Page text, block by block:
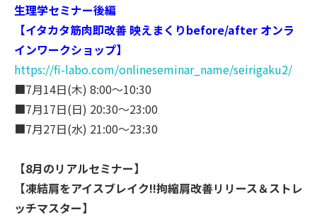
生理学セミナー後編
【イタカタ筋肉即改善 映えまくりbefore/after オンラ
インワークショップ】
https://fi-labo.com/onlineseminar_name/seirigaku2/
■7月14日(木) 8:00～10:30
■7月17日(日) 20:30～23:00
■7月27日(水) 21:00～23:30
【8月のリアルセミナー】
【凍結肩をアイスブレイク!!拘縮肩改善リリース＆ストレ
ッチマスター】